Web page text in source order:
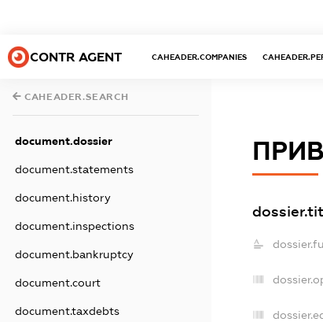
CONTR AGENT CAHEADER.COMPANIES
CAHEADER.SEARCH
document.dossier
document.statements
document.history
document.inspections
document.bankruptcy
document.court
document.taxdebts